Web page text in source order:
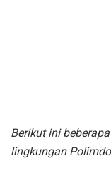
Berikut ini
lingkungan